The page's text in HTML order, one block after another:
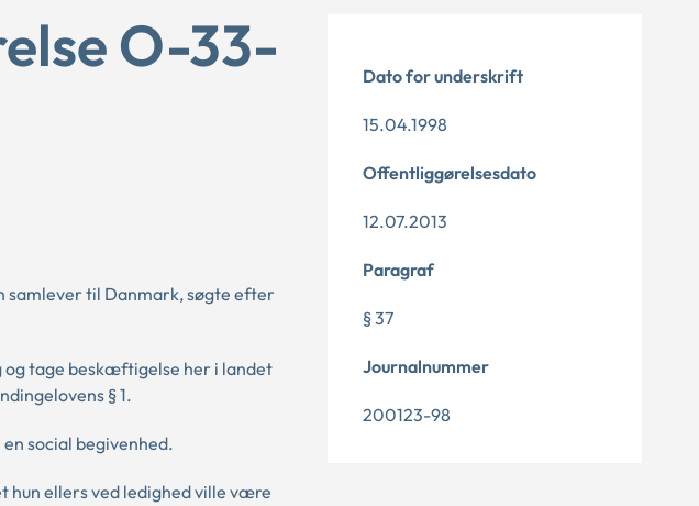
O-33-
samlever til Danmark, søgte efter
og tage beskæftigelse her i landet
§ 1.
social begivenhed.
hun ellers ved ledighed ville være
Dato for underskrift
15.04.1998
Offentliggørelsesdato
12.07.2013
Paragraf
§ 37
Journalnummer
200123-98